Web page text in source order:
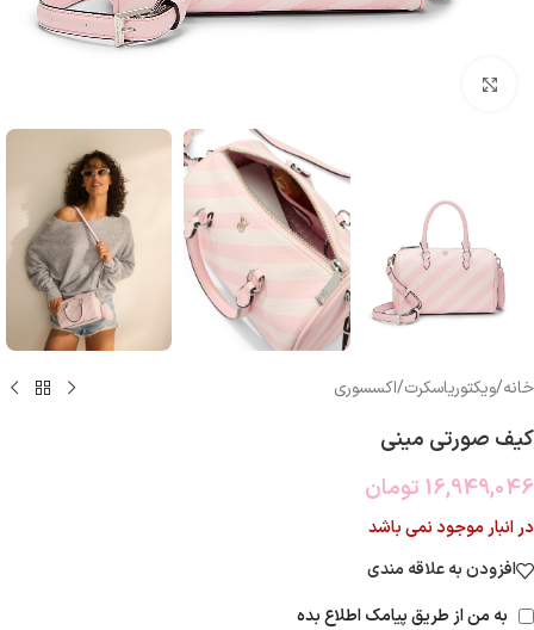
خانه/ویکتوریاسکرت/اکسسوری
کیف صورتی مینی
16,949,046 تومان
در انبار موجود نمی باشد
افزودن به علاقه مندی
به من از طریق پیامک اطلاع بده